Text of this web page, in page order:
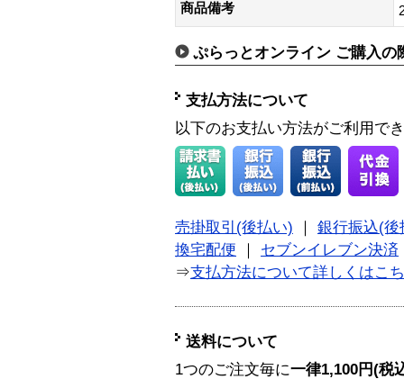
商品備考
ぷらっとオンライン ご購入の
支払方法について
以下のお支払い方法がご利用で
売掛取引(後払い) ｜ 銀行振込(後
換宅配便 ｜ セブンイレブン決済
⇒支払方法について詳しくはこ
送料について
1つのご注文毎に一律1,100円(税